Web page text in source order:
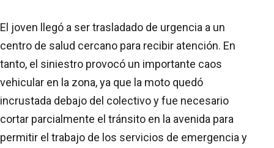
El joven llegó a ser trasladado de urgencia a un
centro de salud cercano para recibir atención. En
tanto, el siniestro provocó un importante caos
vehicular en la zona, ya que la moto quedó
incrustada debajo del colectivo y fue necesario
cortar parcialmente el tránsito en la avenida para
permitir el trabajo de los servicios de emergencia y